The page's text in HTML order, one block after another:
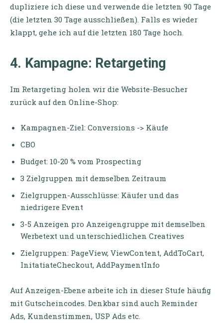
dupliziere ich diese und verwende die letzten 90 Tage
(die letzten 30 Tage ausschließen). Falls es wieder
klappt, gehe ich auf die letzten 180 Tage hoch.
4. Kampagne: Retargeting
Im Retargeting holen wir die Website-Besucher
zurück auf den Online-Shop:
Kampagnen-Ziel: Conversions -> Käufe
CBO
Budget: 10-20 % vom Prospecting
3 Zielgruppen mit demselben Zeitraum
Zielgruppen-Ausschlüsse: Käufer und das
niedrigere Event
3-5 Anzeigen pro Anzeigengruppe mit demselben
Werbetext und unterschiedlichen Creatives
Zielgruppen: PageView, ViewContent, AddToCart,
InitatiateCheckout, AddPaymentInfo
Auf Anzeigen-Ebene arbeite ich in dieser Stufe häufig
mit Gutscheincodes. Denkbar sind auch Reminder
Ads, Kundenstimmen, USP Ads etc.